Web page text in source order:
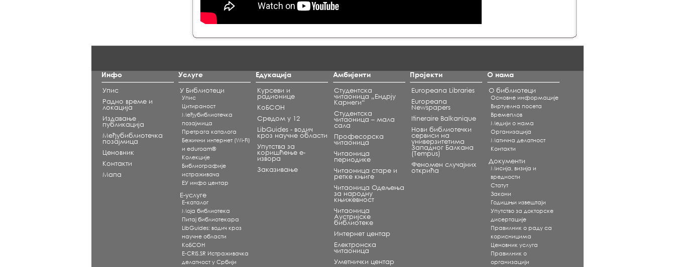
Инфо
Упис
Радно време и
локација
Издавање
публикација
Међубиблиотечка
позајмица
Ценовник
Контакти
Мапа
Услуге
У Библиотеци
Упис
Цитираност
Међубиблиотечка
позајмица
Претрага каталога
Бежични интернет (Wi-Fi)
и eduroam®
Koлекције
Библиографије
истраживача
ЕУ инфо центар
Е-услуге
Е-каталог
Моја библиотека
Питај библиотекара
LibGuides: водич кроз
научне области
КоБСОН
E-CRIS.SR Истраживачка
делатност у Србији
Едукација
Курсеви и
радионице
КоБСОН
Средом у 12
LibGuides - водич
кроз научне области
Упутства за
коришћење е-
извора
Заказивање
Амбијенти
Студентска
читаоница „Ендрју
Карнеги“
Студентска
читаоница – мала
сала
Професорска
читаоница
Читаоница
периодике
Читаоница старе и
ретке књиге
Читаоница Одељења
за народну
књижевност
Читаоница
Аустријске
библиотеке
Интернет центар
Електронска
читаоница
Уметнички центар
Пројекти
Europeana Libraries
Europeana
Newspapers
Itineraire Balkanique
Нови библиотечки
сервиси на
универзитетима
Западног Балкана
(Tempus)
Феномен случајних
открића
О нама
О библиотеци
Основне информације
Виртуелна посета
Времеплов
Медији о нама
Организација
Матична делатност
Контакти
Документи
Мисија, визија и
вредности
Статут
Закони
Годишњи извештаји
Упутство за докторске
дисертације
Правилник о раду са
корисницима
Ценовник услуга
Правилник о
организацији